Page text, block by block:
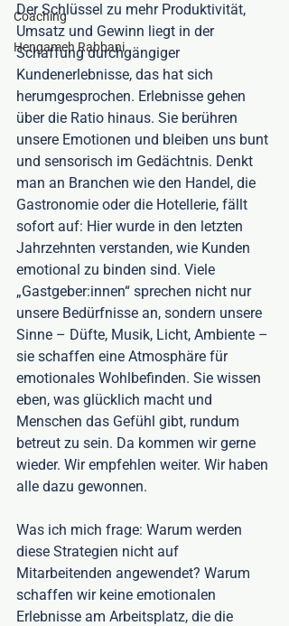
Coaching
Hengameh Rabbani
Der Schlüssel zu mehr Produktivität,
Umsatz und Gewinn liegt in der
Schaffung durchgängiger
Kundenerlebnisse, das hat sich
herumgesprochen. Erlebnisse gehen
über die Ratio hinaus. Sie berühren
unsere Emotionen und bleiben uns bunt
und sensorisch im Gedächtnis. Denkt
man an Branchen wie den Handel, die
Gastronomie oder die Hotellerie, fällt
sofort auf: Hier wurde in den letzten
Jahrzehnten verstanden, wie Kunden
emotional zu binden sind. Viele
„Gastgeber:innen“ sprechen nicht nur
unsere Bedürfnisse an, sondern unsere
Sinne – Düfte, Musik, Licht, Ambiente –
sie schaffen eine Atmosphäre für
emotionales Wohlbefinden. Sie wissen
eben, was glücklich macht und
Menschen das Gefühl gibt, rundum
betreut zu sein. Da kommen wir gerne
wieder. Wir empfehlen weiter. Wir haben
alle dazu gewonnen.
Was ich mich frage: Warum werden
diese Strategien nicht auf
Mitarbeitenden angewendet? Warum
schaffen wir keine emotionalen
Erlebnisse am Arbeitsplatz, die die